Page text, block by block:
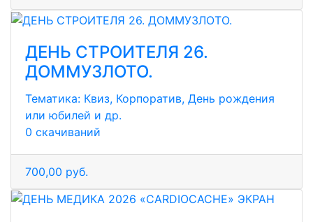
ДЕНЬ СТРОИТЕЛЯ 26.
ДОММУЗЛОТО.
Тематика: Квиз, Корпоратив, День рождения
или юбилей и др.
0 скачиваний
700,00 руб.